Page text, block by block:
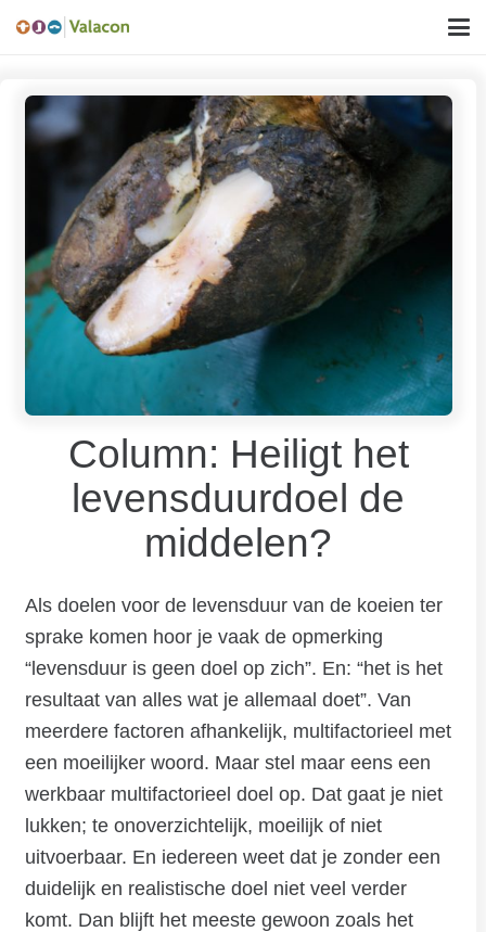
Column: Heiligt het
levensduurdoel de
middelen?
Als doelen voor de levensduur van de koeien ter
sprake komen hoor je vaak de opmerking
“levensduur is geen doel op zich”. En: “het is het
resultaat van alles wat je allemaal doet”. Van
meerdere factoren afhankelijk, multifactorieel met
een moeilijker woord. Maar stel maar eens een
werkbaar multifactorieel doel op. Dat gaat je niet
lukken; te onoverzichtelijk, moeilijk of niet
uitvoerbaar. En iedereen weet dat je zonder een
duidelijk en realistische doel niet veel verder
komt. Dan blijft het meeste gewoon zoals het